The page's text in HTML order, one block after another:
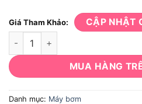
Giá Tham Khảo: CẬP NHẬT
Máy bơm Honda WL30XH-DR số
MUA HÀNG
Danh mục: Máy bơm